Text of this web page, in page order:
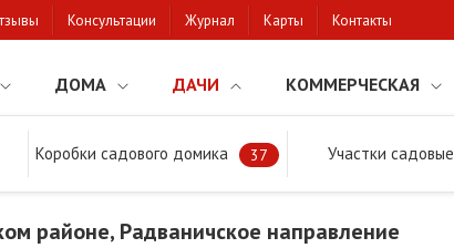
Консультации Журнал Карты Контакты
ДОМА ДАЧИ КОММЕРЧЕСКАЯ
Коробки садового домика 37 Участки садовые
дачи в Брестском районе, Радваничское направление
районе, Радваничское направление